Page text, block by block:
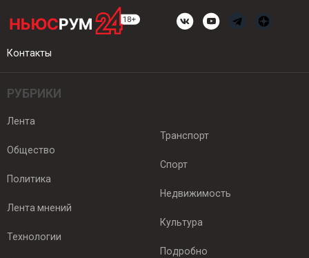
Контакты
РУБРИКИ
Лента
Общество
Политика
Лента мнений
Технологии
Транспорт
Спорт
Недвижимость
Культура
Подробно